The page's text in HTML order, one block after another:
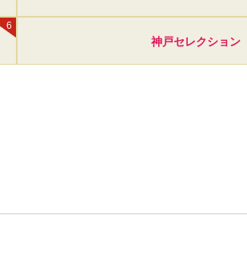
6
神戸セレクション